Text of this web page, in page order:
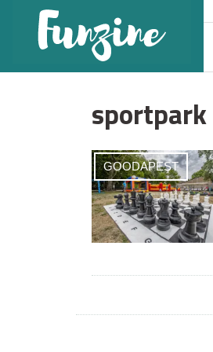
sportpark
GOODAPEST